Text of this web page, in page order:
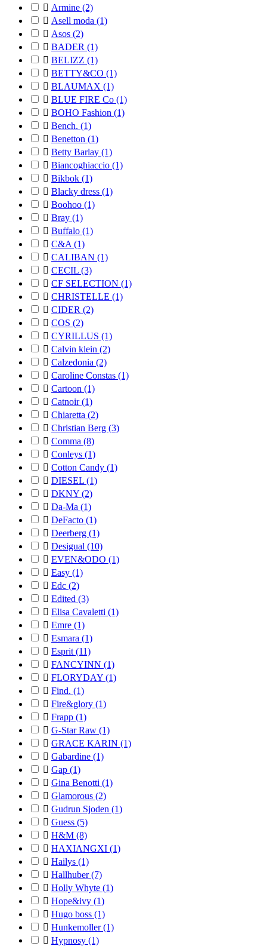
 Armine (2)
 Asell moda (1)
 Asos (2)
 BADER (1)
 BELIZZ (1)
 BETTY&CO (1)
 BLAUMAX (1)
 BLUE FIRE Co (1)
 BOHO Fashion (1)
 Bench. (1)
 Benetton (1)
 Betty Barlay (1)
 Biancoghiaccio (1)
 Bikbok (1)
 Blacky dress (1)
 Boohoo (1)
 Bray (1)
 Buffalo (1)
 C&A (1)
 CALIBAN (1)
 CECIL (3)
 CF SELECTION (1)
 CHRISTELLE (1)
 CIDER (2)
 COS (2)
 CYRILLUS (1)
 Calvin klein (2)
 Calzedonia (2)
 Caroline Constas (1)
 Cartoon (1)
 Catnoir(1)
 Chiaretta (2)
 Christian Berg (3)
 Comma (8)
 Conleys (1)
 Cotton Candy (1)
 DIESEL (1)
 DKNY (2)
 Da-Ma (1)
 DeFacto (1)
 Deerberg (1)
 Desigual (10)
 EVEN&ODO (1)
 Easy (1)
 Edc (2)
 Edited (3)
 Elisa Cavaletti (1)
 Emre (1)
 Esmara (1)
 Esprit (11)
 FANCYINN (1)
 FLORYDAY (1)
 Find. (1)
 Fire&glory (1)
 Frapp (1)
 G-Star Raw (1)
 GRACE KARIN (1)
 Gabardine (1)
 Gap (1)
 Gina Benotti (1)
 Glamorous (2)
 Gudrun Sjoden (1)
 Guess (5)
 H&M (8)
 HAXIANGXI (1)
 Hailys (1)
 Hallhuber(7)
 Holly Whyte (1)
 Hope&ivy (1)
 Hugo boss (1)
 Hunkemoller(1)
 Hypnosy (1)